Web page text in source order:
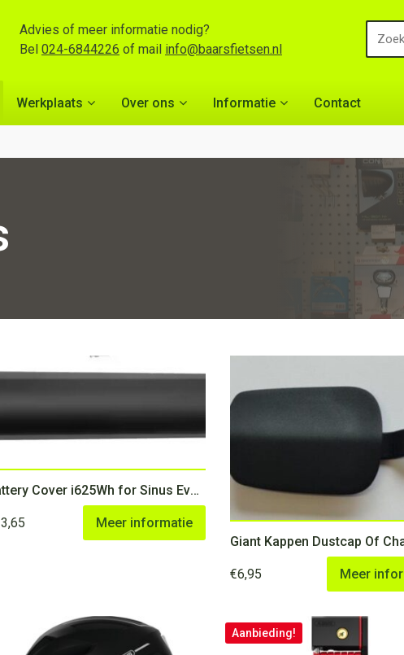
Advies of meer informatie nodig?
Bel 024-6844226 of mail info@baarsfietsen.nl
Werkplaats Over ons Informatie Contact
Battery Cover i625Wh for Sinus Evolution monotube black
Meer informatie
€6,95 Meer
Aanbieding!